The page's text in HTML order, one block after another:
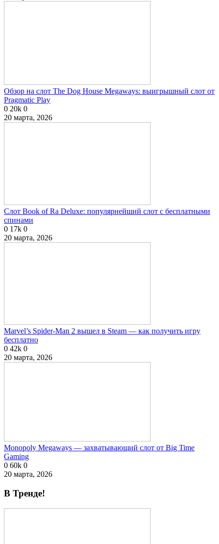
Обзор на слот The Dog House Megaways: выигрышный слот от
Pragmatic Play
0 20k 0
20 марта, 2026
Слот Book of Ra Deluxe: популярнейший слот с бесплатными
спинами
0 17k 0
20 марта, 2026
Marvel’s Spider-Man 2 вышел в Steam — как получить игру
бесплатно
0 42k 0
20 марта, 2026
Monopoly Megaways — захватывающий слот от Big Time
Gaming
0 60k 0
20 марта, 2026
В Тренде!